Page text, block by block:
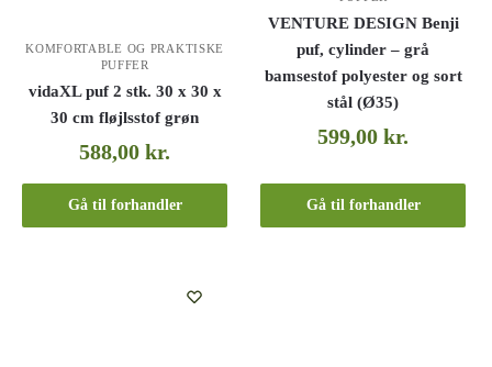
KOMFORTABLE OG PRAKTISKE
PUFFER
vidaXL puf 2 stk. 30 x 30 x
30 cm fløjlsstof grøn
588,00kr.
Gå til forhandler
VENTURE DESIGN Benji
puf, cylinder – grå
bamsestof polyester og sort
stål (Ø35)
599,00kr.
Gå til forhandler